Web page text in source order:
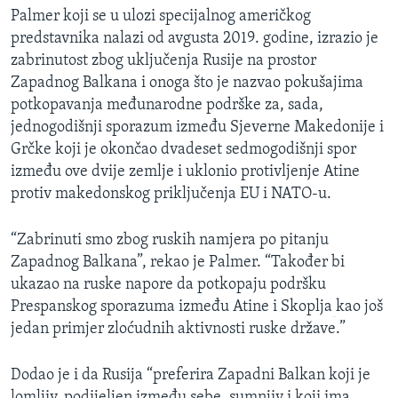
Palmer koji se u ulozi specijalnog američkog
predstavnika nalazi od avgusta 2019. godine, izrazio je
zabrinutost zbog uključenja Rusije na prostor
Zapadnog Balkana i onoga što je nazvao pokušajima
potkopavanja međunarodne podrške za, sada,
jednogodišnji sporazum između Sjeverne Makedonije i
Grčke koji je okončao dvadeset sedmogodišnji spor
između ove dvije zemlje i uklonio protivljenje Atine
protiv makedonskog priključenja EU i NATO-u.
“Zabrinuti smo zbog ruskih namjera po pitanju
Zapadnog Balkana”, rekao je Palmer. “Također bi
ukazao na ruske napore da potkopaju podršku
Prespanskog sporazuma između Atine i Skoplja kao još
jedan primjer zloćudnih aktivnosti ruske države.”
Dodao je i da Rusija “preferira Zapadni Balkan koji je